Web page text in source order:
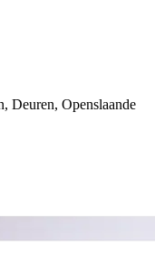
Deuren, Openslaande